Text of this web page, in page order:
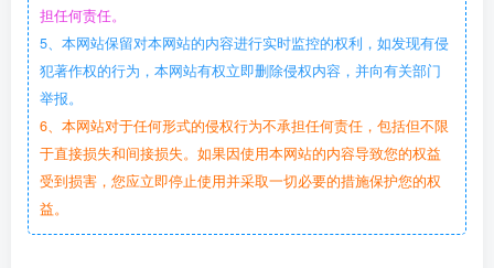
担任何责任。
5、本网站保留对本网站的内容进行实时监控的权利，如发现有侵
犯著作权的行为，本网站有权立即删除侵权内容，并向有关部门
举报。
6、本网站对于任何形式的侵权行为不承担任何责任，包括但不限
于直接损失和间接损失。如果因使用本网站的内容导致您的权益
受到损害，您应立即停止使用并采取一切必要的措施保护您的权
益。